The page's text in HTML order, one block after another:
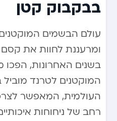
בבקבוק קטן
עולם הבשמים
ומרעננת לחוות את קסם
בשנים האחרונות, הפכו
המוקטנים לטרנד
העולמית, המאפשר
רחב של ניחוחות